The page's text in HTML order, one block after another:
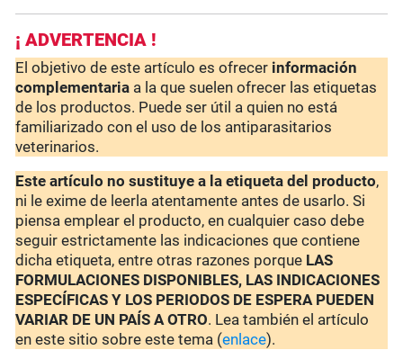
¡ ADVERTENCIA !
El objetivo de este artículo es ofrecer información
complementaria a la que suelen ofrecer las etiquetas
de los productos. Puede ser útil a quien no está
familiarizado con el uso de los antiparasitarios
veterinarios.
Este artículo no sustituye a la etiqueta del producto,
ni le exime de leerla atentamente antes de usarlo. Si
piensa emplear el producto, en cualquier caso debe
seguir estrictamente las indicaciones que contiene
dicha etiqueta, entre otras razones porque LAS
FORMULACIONES DISPONIBLES, LAS INDICACIONES
ESPECÍFICAS Y LOS PERIODOS DE ESPERA PUEDEN
VARIAR DE UN PAÍS A OTRO. Lea también el artículo
en este sitio sobre este tema (enlace).